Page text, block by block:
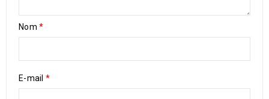
Nom *
E-mail *